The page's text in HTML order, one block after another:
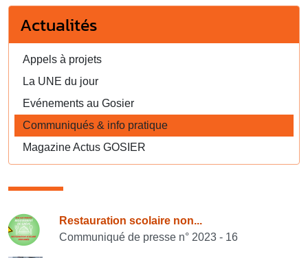
Actualités
Appels à projets
La UNE du jour
Evénements au Gosier
Communiqués & info pratique
Magazine Actus GOSIER
Consulter également
Restauration scolaire non...
Communiqué de presse n° 2023 - 16